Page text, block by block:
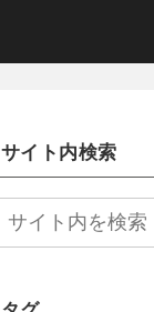
サイト内検索